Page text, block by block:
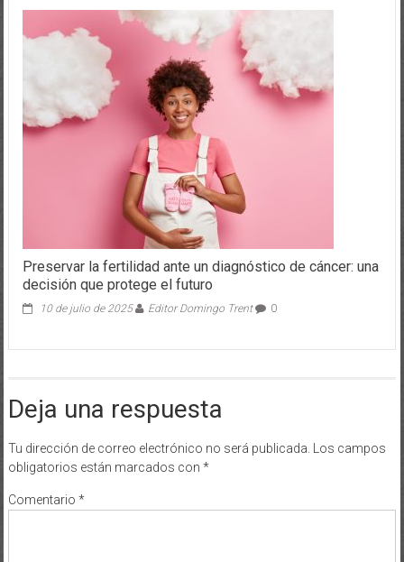
Preservar la fertilidad ante un diagnóstico de cáncer: una
decisión que protege el futuro
10 de julio de 2025 Editor Domingo Trent 0
Deja una respuesta
Tu dirección de correo electrónico no será publicada.
Los campos
obligatorios están marcados con *
Comentario *